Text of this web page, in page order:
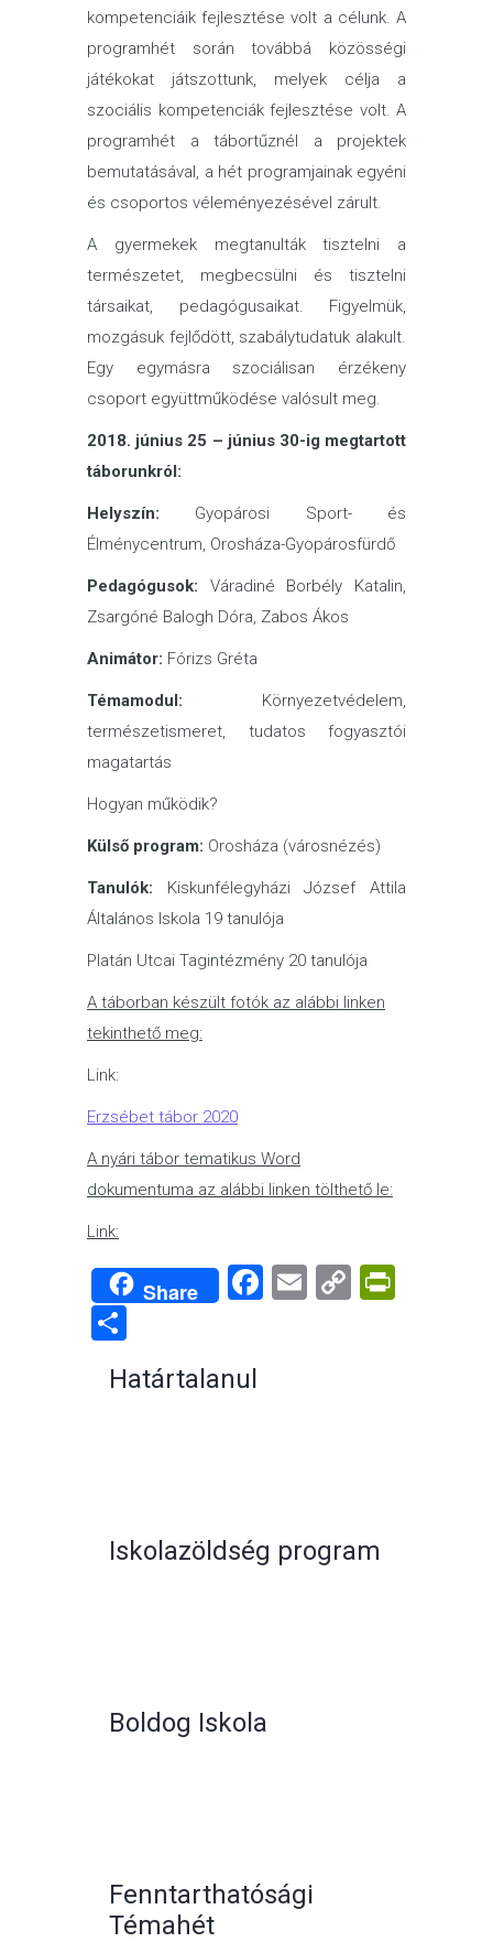
kompetenciáik fejlesztése volt a célunk. A
programhét során továbbá közösségi
játékokat játszottunk, melyek célja a
szociális kompetenciák fejlesztése volt. A
programhét a tábortűznél a projektek
bemutatásával, a hét programjainak egyéni
és csoportos véleményezésével zárult.
A gyermekek megtanulták tisztelni a
természetet, megbecsülni és tisztelni
társaikat, pedagógusaikat. Figyelmük,
mozgásuk fejlődött, szabálytudatuk alakult.
Egy egymásra szociálisan érzékeny
csoport együttműködése valósult meg.
2018. június 25 – június 30-ig megtartott
táborunkról:
Helyszín: Gyopárosi Sport- és
Élménycentrum, Orosháza-Gyopárosfürdő
Pedagógusok: Váradiné Borbély Katalin,
Zsargóné Balogh Dóra, Zabos Ákos
Animátor: Fórizs Gréta
Témamodul: Környezetvédelem,
természetismeret, tudatos fogyasztói
magatartás
Hogyan működik?
Külső program: Orosháza (városnézés)
Tanulók: Kiskunfélegyházi József Attila
Általános Iskola 19 tanulója
Platán Utcai Tagintézmény 20 tanulója
A táborban készült fotók az alábbi linken
tekinthető meg:
Link:
Erzsébet tábor 2020
A nyári tábor tematikus Word
dokumentuma az alábbi linken tölthető le:
Link:
Share Facebook
Email
Copy
Határtalanul
Iskolazöldség program
Boldog Iskola
Fenntarthatósági
Témahét